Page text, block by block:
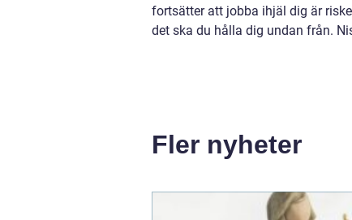
fortsätter att jobba ihjäl dig är
det ska du hålla dig undan från.
Fler nyheter